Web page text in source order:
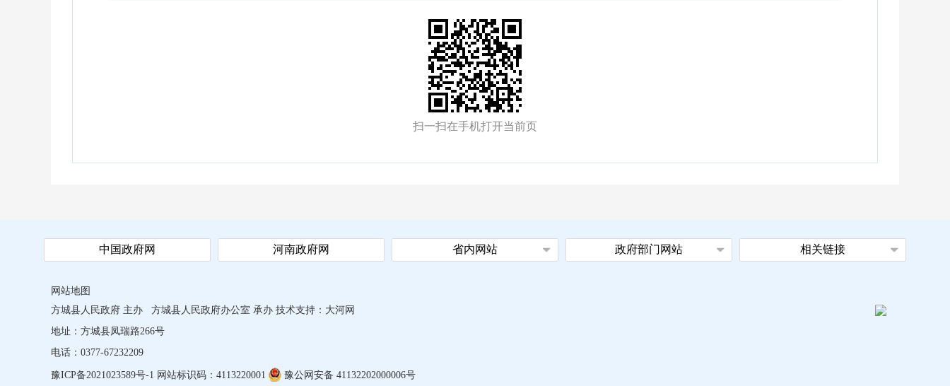
扫一扫在手机打开当前页
中国政府网 河南政府网 省内网站 政府部门网站 相关链接
网站地图
方城县人民政府 主办
方城县人民政府办公室 承办 技术支持： 大河网
地址：方城县凤瑞路266号
电话：0377-67232209
豫ICP备2021023589号-1 网站标识码：4113220001 豫公网安备 41132202000006号